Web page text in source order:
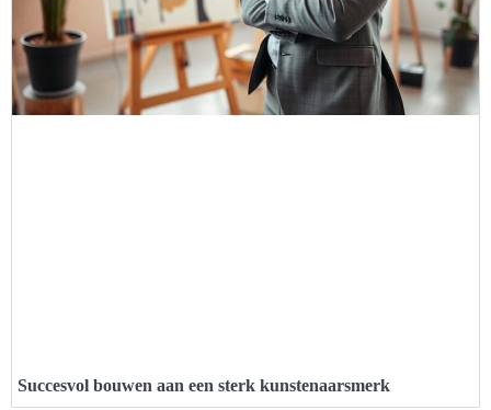
Succesvol bouwen aan een sterk kunstenaarsmerk